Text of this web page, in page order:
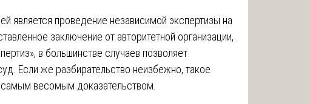
является проведение независимой экспертизы на
заключение от авторитетной организации,
в большинстве случаев позволяет
Если же разбирательство неизбежно, такое
весомым доказательством.